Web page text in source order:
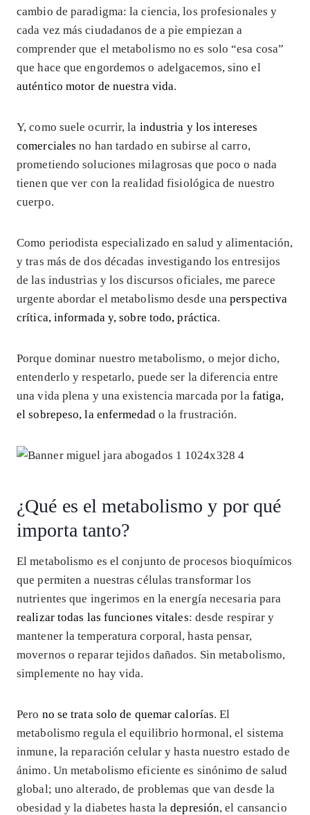
cambio de paradigma: la ciencia, los profesionales y
cada vez más ciudadanos de a pie empiezan a
comprender que el metabolismo no es solo “esa cosa”
que hace que engordemos o adelgacemos, sino el
auténtico motor de nuestra vida.
Y, como suele ocurrir, la industria y los intereses
comerciales no han tardado en subirse al carro,
prometiendo soluciones milagrosas que poco o nada
tienen que ver con la realidad fisiológica de nuestro
cuerpo.
Como periodista especializado en salud y alimentación,
y tras más de dos décadas investigando los entresijos
de las industrias y los discursos oficiales, me parece
urgente abordar el metabolismo desde unaperspectiva
crítica, informada y, sobre todo, práctica.
Porque dominar nuestro metabolismo, o mejor dicho,
entenderlo y respetarlo, puede ser la diferencia entre
una vida plena y una existencia marcada por la fatiga,
el sobrepeso, la enfermedad o la frustración.
¿Qué es el metabolismo y por qué
importa tanto?
El metabolismo es el conjunto de procesos bioquímicos
que permiten a nuestras células transformar los
nutrientes que ingerimos en la energía necesaria para
realizar todas las funciones vitales: desde respirar y
mantener la temperatura corporal, hasta pensar,
movernos o reparar tejidos dañados. Sin metabolismo,
simplemente no hay vida.
Pero no se trata solo de quemar calorías. El
metabolismo regula el equilibrio hormonal, el sistema
inmune, la reparación celular y hasta nuestro estado de
ánimo. Un metabolismo eficiente es sinónimo de salud
global; uno alterado, de problemas que van desde la
obesidad y la diabetes hasta ladepresión, el cansancio